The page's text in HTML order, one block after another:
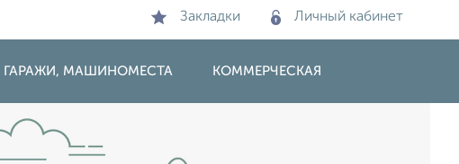
Закладки Личный кабинет
ГАРАЖИ, МАШИНОМЕСТА КОММЕРЧЕСКАЯ